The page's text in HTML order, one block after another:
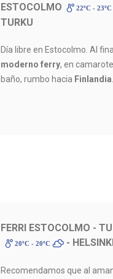
ESTOCOLMO 22ºC - 23ºC
TURKU
Día libre en Estocolmo. Al
moderno ferry, en
baño, rumbo hacia Finlandia
FERRI ESTOCOLMO -
20ºC - 20ºC -
Recomendamos que al